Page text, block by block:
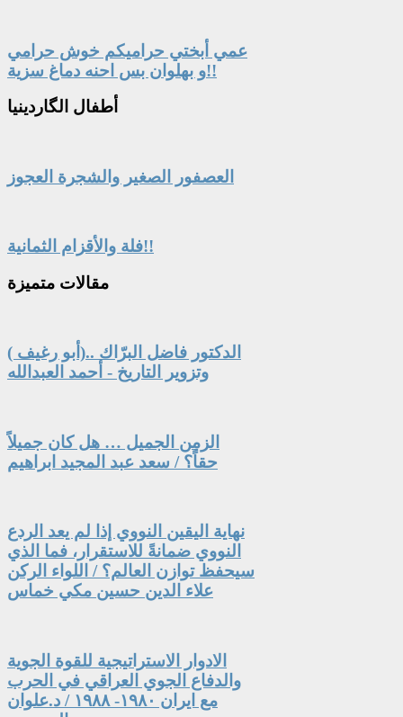
عمي أبختي حراميكم خوش حرامي
و بهلوان بس احنه دماغ سزية!!
أطفال الگاردينيا
العصفور الصغير والشجرة العجوز
فلة والأقزام الثمانية!!
مقالات متميزة
الدكتور فاضل البرّاك ..(أبو رغيف )
وتزوير التاريخ - أحمد العبدالله
الزمن الجميل … هل كان جميلاً
حقاً؟ / سعد عبد المجيد ابراهيم
نهاية اليقين النووي إذا لم يعد الردع
النووي ضمانةً للاستقرار، فما الذي
سيحفظ توازن العالم؟ / اللواء الركن
علاء الدين حسين مكي خماس
الادوار الاستراتيجية للقوة الجوية
والدفاع الجوي العراقي في الحرب
مع ايران ١٩٨٠- ١٩٨٨ / د.علوان